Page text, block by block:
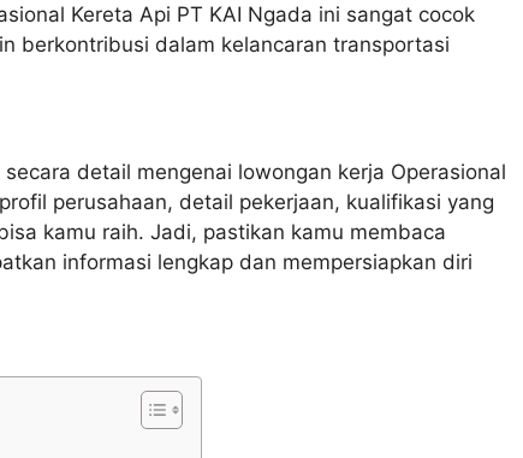
Kereta Api PT KAI Ngada ini sangat cocok
berkontribusi dalam kelancaran transportasi
detail mengenai lowongan kerja Operasional
perusahaan, detail pekerjaan, kualifikasi yang
kamu raih. Jadi, pastikan kamu membaca
informasi lengkap dan mempersiapkan diri